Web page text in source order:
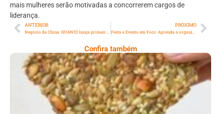
mais mulheres serão motivadas a concorrerem cargos de
liderança.
ANTERIOR PRÓXIMO
Confira também
Comer Bem: Cracker De Sementes